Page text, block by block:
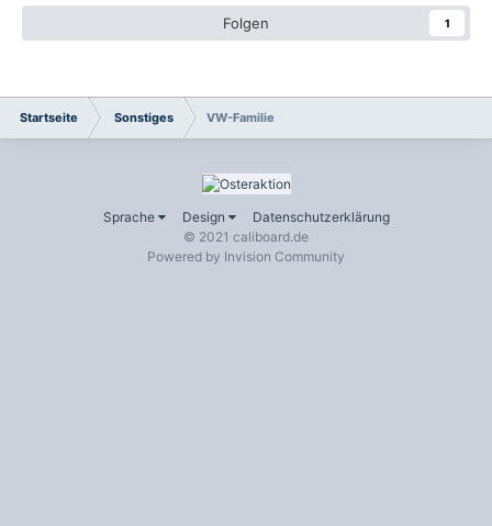
Folgen 1
Startseite Sonstiges VW-Familie
Sprache Design
Datenschutzerklärung
© 2021 caliboard.de
Powered by Invision Community